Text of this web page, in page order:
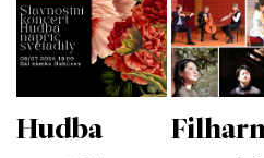
Hudba